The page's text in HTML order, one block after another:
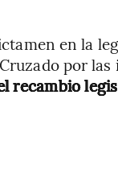
en la
por
recambio